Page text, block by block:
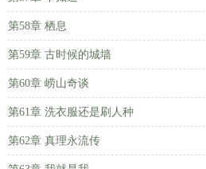
第58章 栖息
第59章 古时候的城墙
第60章 崂山奇谈
第61章 洗衣服还是刷人种
第62章 真理永流传